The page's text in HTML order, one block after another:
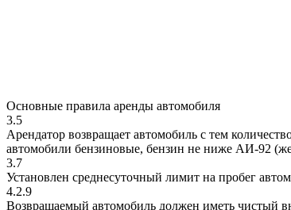
Основные правила аренды автомобиля
3.5
Арендатор возвращает автомобиль с тем
автомобили бензиновые, бензин не ниже АИ-92
3.7
Установлен среднесуточный лимит на пробег
4.2.9
Возвращаемый автомобиль должен иметь чистый